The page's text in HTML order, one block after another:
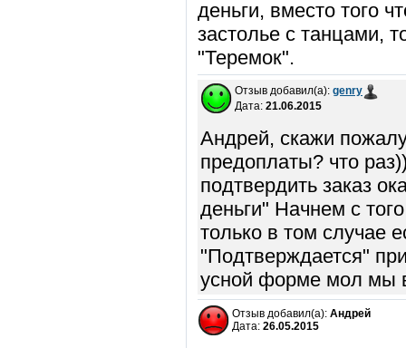
деньги, вместо того
застолье с танцами,
"Теремок".
Отзыв добавил(а): genry
Дата: 21.06.2015
Андрей, скажи
предоплаты? что
подтвердить заказ
деньги" Начнем с
только в том случае
"Подтверждается"
усной форме мол мы
Отзыв добавил(а): Андрей
Дата: 26.05.2015